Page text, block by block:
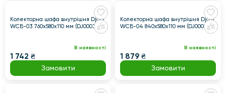
Колекторна шафа внутрішня Djoul
WCB-03 760x580x110 мм (DJ000300)
В наявності
1 742 ₴
Замовити
Колекторна шафа внутрішня Djoul
WCB-04 840x580x110 мм (DJ000400)
В наявності
1 879 ₴
Замовити